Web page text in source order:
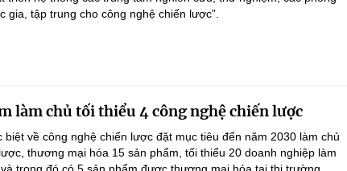
gia, tập trung cho công nghệ chiến lược”.
làm chủ tối thiểu 4 công nghệ chiến lược
về công nghệ chiến lược đặt mục tiêu đến năm 2030 làm chủ
thương mại hóa 15 sản phẩm, tối thiểu 20 doanh nghiệp làm